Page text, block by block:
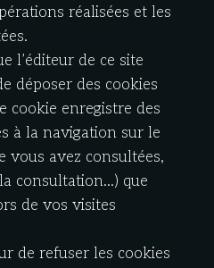
réalisées et les
l’éditeur de ce site
déposer des cookies
cookie enregistre des
à la navigation sur le
vous avez consultées,
consultation…) que
de vos visites
de refuser les cookies